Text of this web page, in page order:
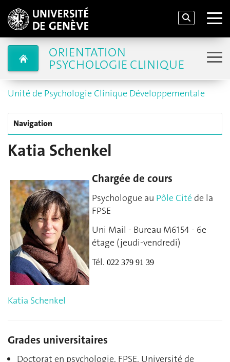
ORIENTATION
PSYCHOLOGIE CLINIQUE
Unité de Psychologie Clinique Développementale
Navigation
Katia Schenkel
Chargée de cours
Psychologue au Pôle Cité de la
FPSE
Uni Mail - Bureau M6154 - 6e
étage (jeudi-vendredi)
Tél. 022 379 91 39
Katia Schenkel
Grades universitaires
Doctorat en psychologie, FPSE, Université de